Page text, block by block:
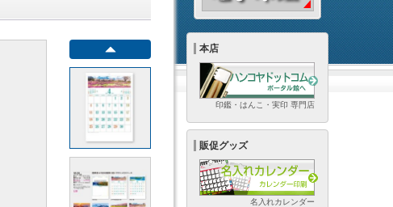
本店
印鑑・はんこ・実印 専門店
販促グッズ
名入れカレンダー